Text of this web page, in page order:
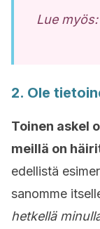
Lue myös:
2. Ole
Toinen askel
meillä on
edellistä
sanomme
hetkellä